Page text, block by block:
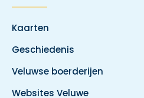
Kaarten
Geschiedenis
Veluwse boerderijen
Websites Veluwe